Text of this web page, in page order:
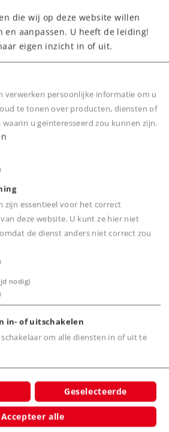
producten
die wij op deze website willen
en aanpassen. U heeft de leiding!
eigen inzicht in of uit.
verwerken persoonlijke informatie om u
te tonen over producten, diensten of
u geïnteresseerd zou kunnen zijn.
zijn essentieel voor het correct
deze website. U kunt ze hier niet
de dienst anders niet correct zou
nodig)
in- of uitschakelen
schakelaar om alle diensten in of uit te
Geselecteerde
Accepteer alle